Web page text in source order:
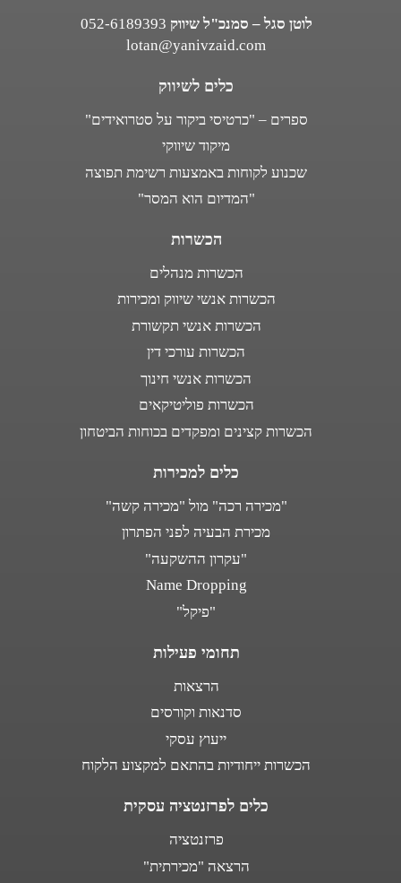
לוטן סגל – סמנכ"ל שיווק 052-6189393
lotan@yanivzaid.com
כלים לשיווק
ספרים – "כרטיסי ביקור על סטרואידים"
מיקוד שיווקי
שכנוע לקוחות באמצעות רשימת תפוצה
"המדיום הוא המסר"
הכשרות
הכשרות מנהלים
הכשרות אנשי שיווק ומכירות
הכשרות אנשי תקשורת
הכשרות עורכי דין
הכשרות אנשי חינוך
הכשרות פוליטיקאים
הכשרות קצינים ומפקדים בכוחות הביטחון
כלים למכירות
"מכירה רכה" מול "מכירה קשה"
מכירת הבעיה לפני הפתרון
"עקרון ההשקעה"
Name Dropping
"פיקל"
תחומי פעילות
הרצאות
סדנאות וקורסים
ייעוץ עסקי
הכשרות ייחודיות בהתאם למקצוע הלקוח
כלים לפרזנטציה עסקית
פרזנטציה
הרצאה "מכירתית"